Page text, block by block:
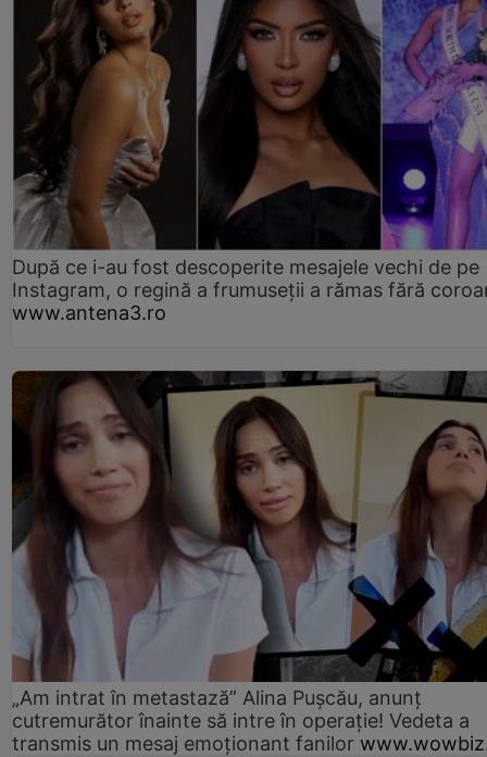
După ce i-au fost descoperite mesajele vechi de pe
Instagram, o regină a frumuseții a rămas fără
www.antena3.ro
„Am intrat în metastază” Alina Pușcău, anunț
cutremurător înainte să intre în operație! Vedeta a
transmis un mesaj emoționant fanilor